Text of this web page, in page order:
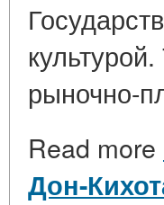
рыночно-
Read more
Дон-